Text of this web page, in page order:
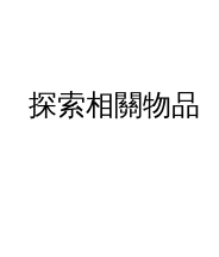
探索相關物品